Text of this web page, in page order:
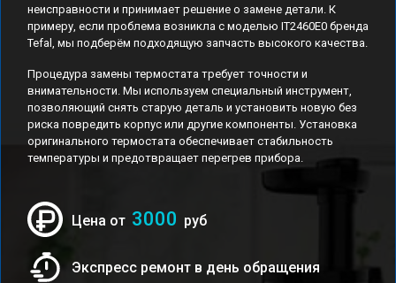
неисправности и принимает решение о замене детали. К
примеру, если проблема возникла с моделью IT2460E0 бренда
Tefal, мы подберём подходящую запчасть высокого качества.
Процедура замены термостата требует точности и
внимательности. Мы используем специальный инструмент,
позволяющий снять старую деталь и установить новую без
риска повредить корпус или другие компоненты. Установка
оригинального термостата обеспечивает стабильность
температуры и предотвращает перегрев прибора.
Цена от 3000 руб
Экспресс ремонт в день обращения